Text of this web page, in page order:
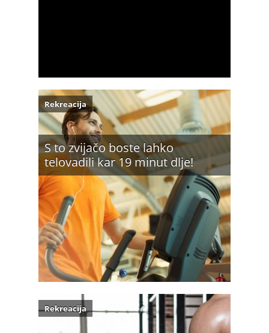
S to zvijačo boste lahko
telovadili kar 19 minut dlje!
Rekreacija
Rekreacija